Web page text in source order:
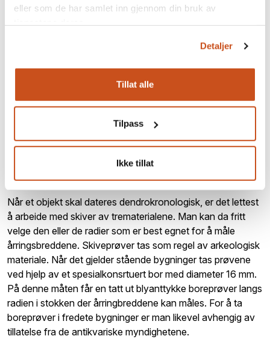
eller som de har samlet inn gjennom din bruk av
Detaljer
Tillat alle
Tilpass
Ikke tillat
Staveloftet fra Ål i Hallingdal bygget i 1324, Hallingdal
Prøvetaking
Når et objekt skal dateres dendrokronologisk, er det lettest
å arbeide med skiver av trematerialene. Man kan da fritt
velge den eller de radier som er best egnet for å måle
årringsbreddene. Skiveprøver tas som regel av arkeologisk
materiale. Når det gjelder stående bygninger tas prøvene
ved hjelp av et spesialkonsrtuert bor med diameter 16 mm.
På denne måten får en tatt ut blyanttykke boreprøver langs
radien i stokken der årringbreddene kan måles. For å ta
boreprøver i fredete bygninger er man likevel avhengig av
tillatelse fra de antikvariske myndighetene.